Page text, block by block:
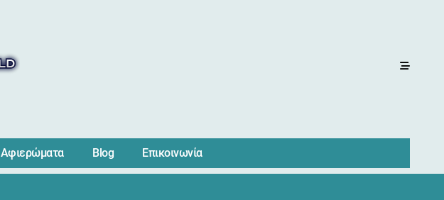
Αφιερώματα Blog Επικοινωνία